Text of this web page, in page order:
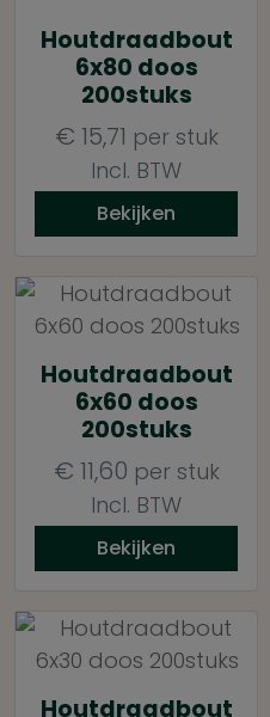
Houtdraadbout
6x80 doos
200stuks
€ 15,71 per stuk
Incl. BTW
Bekijken
Houtdraadbout
6x60 doos
200stuks
€ 11,60 per stuk
Incl. BTW
Bekijken
Houtdraadbout